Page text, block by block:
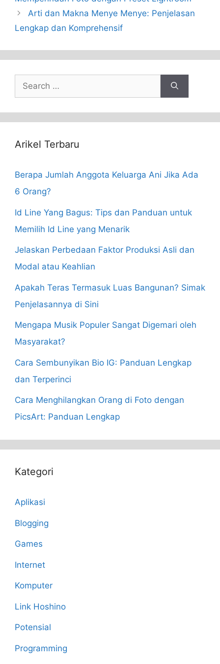
Arti dan Makna Menye Menye: Penjelasan
Lengkap dan Komprehensif
Search
for:
Arikel Terbaru
Berapa Jumlah Anggota Keluarga Ani Jika Ada
6 Orang?
Id Line Yang Bagus: Tips dan Panduan untuk
Memilih Id Line yang Menarik
Jelaskan Perbedaan Faktor Produksi Asli dan
Modal atau Keahlian
Apakah Teras Termasuk Luas Bangunan? Simak
Penjelasannya di Sini
Mengapa Musik Populer Sangat Digemari oleh
Masyarakat?
Cara Sembunyikan Bio IG: Panduan Lengkap
dan Terperinci
Cara Menghilangkan Orang di Foto dengan
PicsArt: Panduan Lengkap
Kategori
Aplikasi
Blogging
Games
Internet
Komputer
Link Hoshino
Potensial
Programming